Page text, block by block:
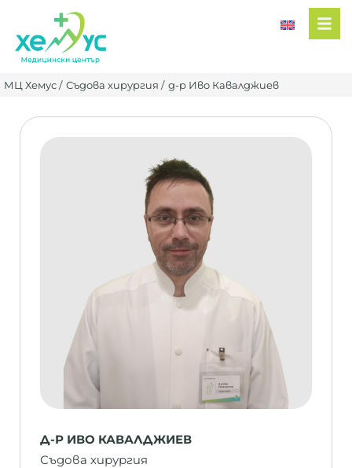
МЦ Хемус / Съдова хирургия / д-р Иво Кавалджиев
Д-Р ИВО КАВАЛДЖИЕВ
Съдова хирургия